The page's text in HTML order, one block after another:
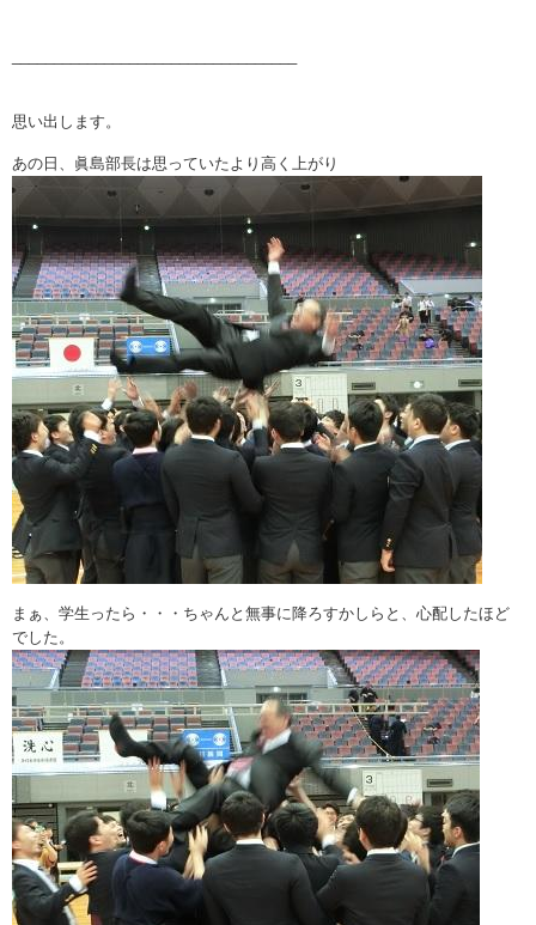
思い出します。
あの日、眞島部長は思っていたより高く上がり
まぁ、学生ったら・・・ちゃんと無事に降ろすかしらと、心配したほど
でした。